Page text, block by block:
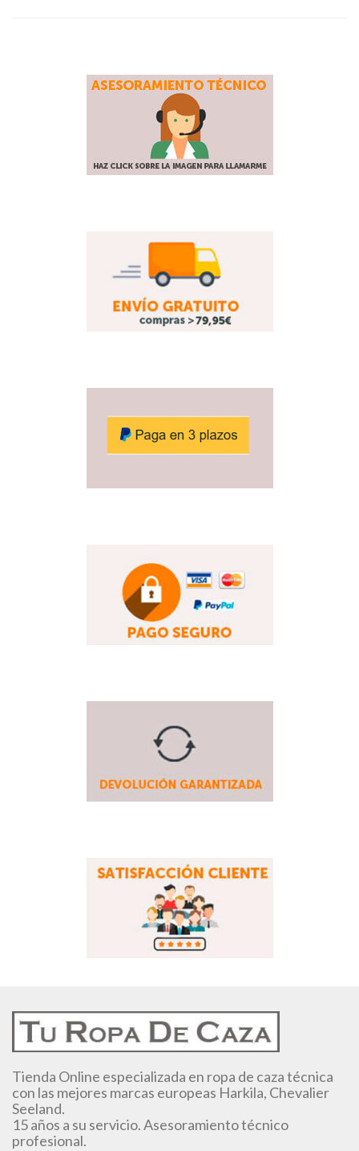
Tienda Online especializada en ropa de caza técnica
con las mejores marcas europeas Harkila, Chevalier
Seeland.
15 años a su servicio. Asesoramiento técnico
profesional.